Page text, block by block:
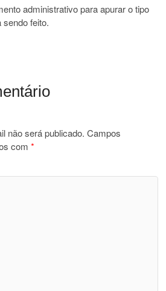
administrativo para apurar o tipo
feito.
não será publicado. Campos
com*